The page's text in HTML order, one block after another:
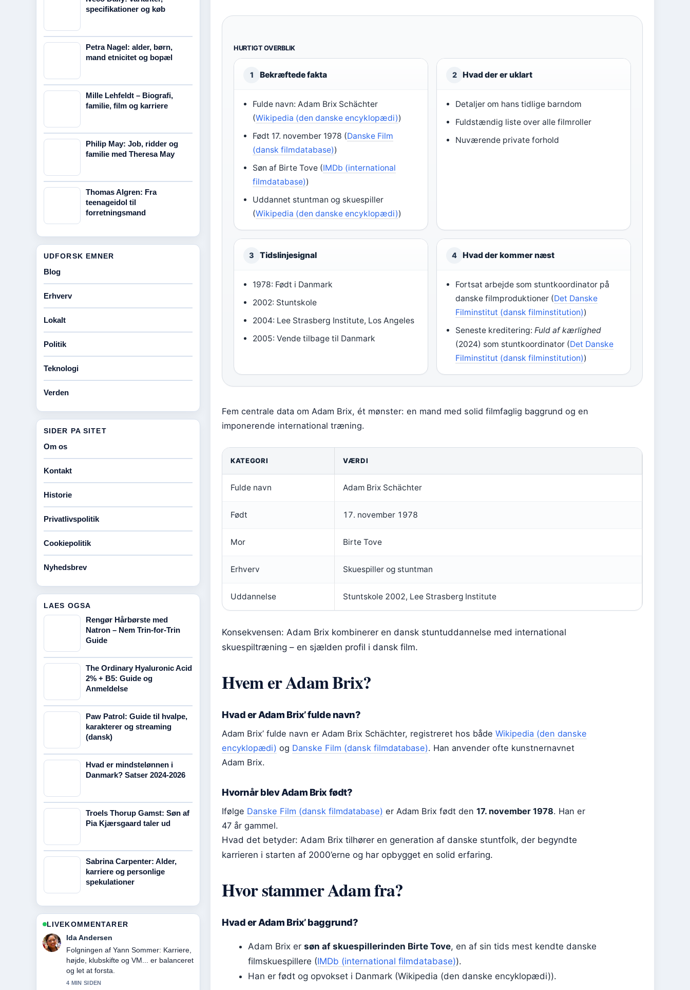
HURTIGT OVERBLIK
1 Bekræftede fakta
Fulde navn: Adam Brix Schächter
(Wikipedia (den danske encyklopædi))
Født 17. november 1978 (Danske Film
(dansk filmdatabase))
Søn af Birte Tove (IMDb (international
filmdatabase))
Uddannet stuntman og skuespiller
(Wikipedia (den danske encyklopædi))
2 Hvad der er uklart
Detaljer om hans tidlige barndom
Fuldstændig liste over alle filmroller
Nuværende private forhold
3 Tidslinjesignal
1978: Født i Danmark
2002: Stuntskole
2004: Lee Strasberg Institute, Los Angeles
2005: Vende tilbage til Danmark
4 Hvad der kommer næst
Fortsat arbejde som stuntkoordinator på
danske filmproduktioner (Det Danske
Filminstitut (dansk filminstitution))
Seneste kreditering:Fuld af kærlighed
(2024) som stuntkoordinator (Det Danske
Filminstitut (dansk filminstitution))
Fem centrale data om Adam Brix, ét mønster: en mand med solid filmfaglig baggrund og en
imponerende international træning.
KATEGORI VÆRDI
Fulde navn Adam Brix Schächter
Født 17. november 1978
Mor Birte Tove
Erhverv Skuespiller og stuntman
Uddannelse Stuntskole 2002, Lee Strasberg Institute
Konsekvensen: Adam Brix kombinerer en dansk stuntuddannelse med international
skuespiltræning – en sjælden profil i dansk film.
Hvem er Adam Brix?
Hvad er Adam Brix’ fulde navn?
Adam Brix’ fulde navn er Adam Brix Schächter, registreret hos både Wikipedia (den danske
encyklopædi) og Danske Film (dansk filmdatabase). Han anvender ofte kunstnernavnet
Adam Brix.
Hvornår blev Adam Brix født?
Ifølge Danske Film (dansk filmdatabase) er Adam Brix født den 17. november 1978. Han er
47 år gammel.
Hvad det betyder: Adam Brix tilhører en generation af danske stuntfolk, der begyndte
karrieren i starten af 2000’erne og har opbygget en solid erfaring.
Hvor stammer Adam fra?
Hvad er Adam Brix’ baggrund?
Adam Brix er søn af skuespillerinden Birte Tove, en af sin tids mest kendte danske
filmskuespillere (IMDb (international filmdatabase)).
Han er født og opvokset i Danmark (Wikipedia (den danske encyklopædi)).
specifikationer og køb
Petra Nagel: alder, børn,
mand etnicitet og bopæl
Mille Lehfeldt – Biografi,
familie, film og karriere
Philip May: Job, ridder og
familie med Theresa May
Thomas Algren: Fra
teenageidol til
forretningsmand
UDFORSK EMNER
Blog
Erhverv
Lokalt
Politik
Teknologi
Verden
SIDER PA SITET
Om os
Kontakt
Historie
Privatlivspolitik
Cookiepolitik
Nyhedsbrev
LAES OGSA
Rengør Hårbørste med
Natron – Nem Trin-for-Trin
Guide
The Ordinary Hyaluronic Acid
2% + B5: Guide og
Anmeldelse
Paw Patrol: Guide til hvalpe,
karakterer og streaming
(dansk)
Hvad er mindstelønnen i
Danmark? Satser 2024-2026
Troels Thorup Gamst: Søn af
Pia Kjærsgaard taler ud
Sabrina Carpenter: Alder,
karriere og personlige
spekulationer
LIVEKOMMENTARER
Emil Knudsen
God kontekst om Iveco Daily: varianter,
specifikationer og køb. Bliv endelig ved
med at opdatere denne livestrad.
6 MIN SIDEN